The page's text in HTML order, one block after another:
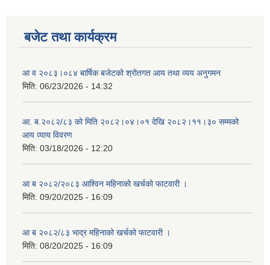
बजेट तथा कार्यक्रम
आ व २०८३।०८४ बार्षिक बजेटको श्रोतगत आय तथा व्यय अनुगमन
मिति: 06/23/2026 - 14:32
आ. ब.२०८२/८३ को मिति २०८२।०४।०१ देखि २०८२।११।३० सम्मको
आय व्याय विवरण
मिति: 03/18/2026 - 12:20
आ ब २०८२/२०८३ आश्विन महिनाको खर्चको फाटवारी ।
मिति: 09/20/2025 - 16:09
आ ब २०८२/८३ भाद्र महिनाको खर्चको फाटवारी ।
मिति: 08/20/2025 - 16:09